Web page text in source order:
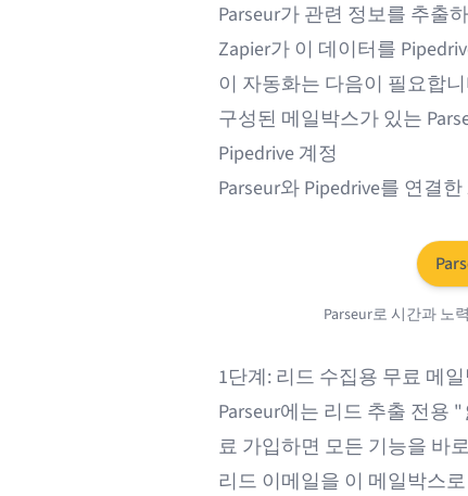
Parseur가 관련 정보를 추출
Zapier가 이 데이터를
이 자동화는 다음이 필요합
구성된 메일박스가 있는
Pipedrive계정
Parseur와 Pipedrive를 연결한
Parseur로 시간과 노
1단계: 리드 수집용 무료 메
Parseur에는 리드 추출 전용 "
료 가입하면 모든 기능을 바
리드 이메일을 이 메일박스